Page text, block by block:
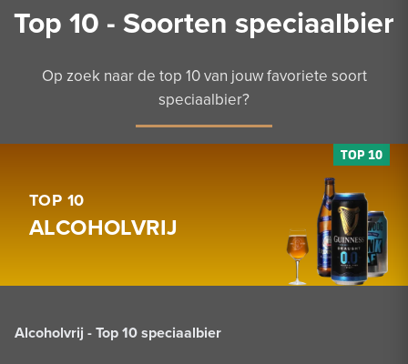
Top 10 - Soorten speciaalbier
Op zoek naar de top 10 van jouw favoriete soort
speciaalbier?
TOP 10
ALCOHOLVRIJ
Alcoholvrij - Top 10 speciaalbier